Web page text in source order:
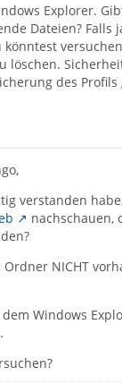
Explorer.
Dateien? Falls
könntest
löschen.
des
verstanden
nachschauen,
Ordner NICHT
Windows